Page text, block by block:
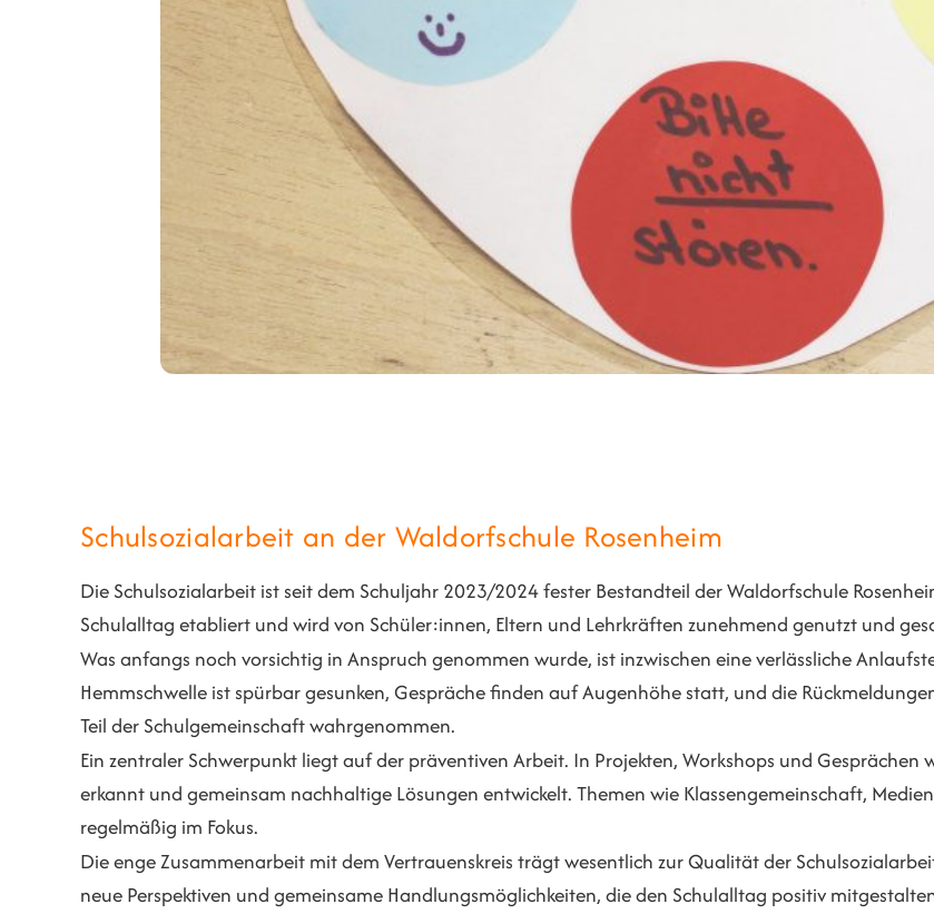
Schulsozialarbeit an der Waldorfschule Rosenheim
Die Schulsozialarbeit ist seit dem Schuljahr 2023/2024 fester Bestandteil der Waldorfschule
Schulalltag etabliert und wird von Schüler:innen, Eltern und Lehrkräften zunehmend genutzt und
Was anfangs noch vorsichtig in Anspruch genommen wurde, ist inzwischen eine verlässliche
Hemmschwelle ist spürbar gesunken, Gespräche finden auf Augenhöhe statt, und die
Teil der Schulgemeinschaft wahrgenommen.
Ein zentraler Schwerpunkt liegt auf der präventiven Arbeit. In Projekten, Workshops und
erkannt und gemeinsam nachhaltige Lösungen entwickelt. Themen wie Klassengemeinschaft,
regelmäßig im Fokus.
Die enge Zusammenarbeit mit dem Vertrauenskreis trägt wesentlich zur Qualität der
neue Perspektiven und gemeinsame Handlungsmöglichkeiten, die den Schulalltag positiv